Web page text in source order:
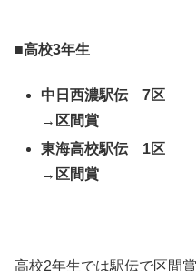
■高校3年生
中日西濃駅伝 7区
→区間賞
東海高校駅伝 1区
→区間賞
高校2年生では駅伝で区間